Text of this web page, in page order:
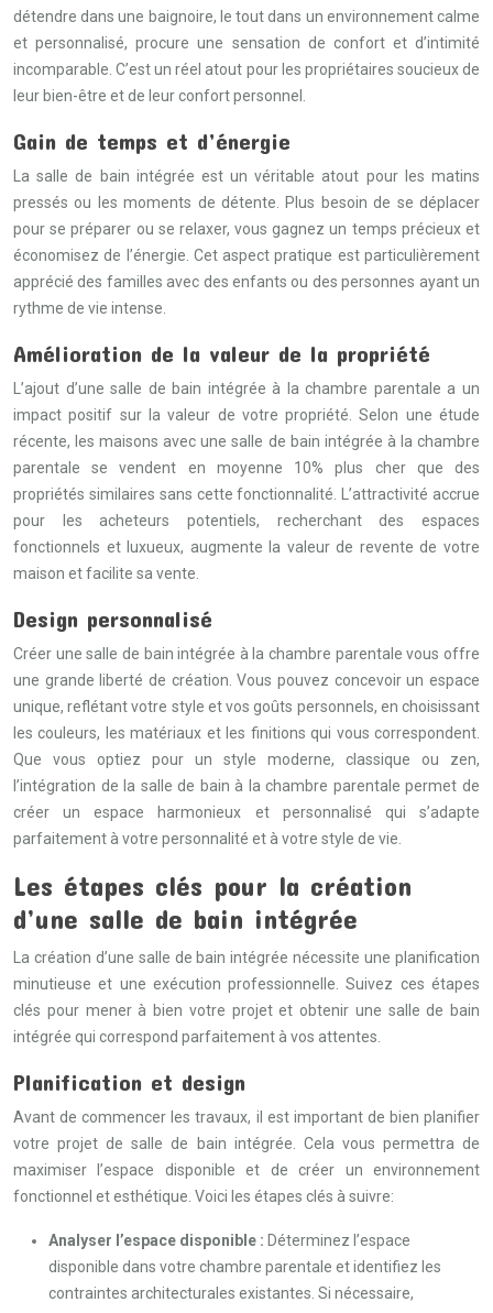
détendre dans une baignoire, le tout dans un environnement calme
et personnalisé, procure une sensation de confort et d’intimité
incomparable. C’est un réel atout pour les propriétaires soucieux de
leur bien-être et de leur confort personnel.
Gain de temps et d’énergie
La salle de bain intégrée est un véritable atout pour les matins
pressés ou les moments de détente. Plus besoin de se déplacer
pour se préparer ou se relaxer, vous gagnez un temps précieux et
économisez de l’énergie. Cet aspect pratique est particulièrement
apprécié des familles avec des enfants ou des personnes ayant un
rythme de vie intense.
Amélioration de la valeur de la propriété
L’ajout d’une salle de bain intégrée à la chambre parentale a un
impact positif sur la valeur de votre propriété. Selon une étude
récente, les maisons avec une salle de bain intégrée à la chambre
parentale se vendent en moyenne 10% plus cher que des
propriétés similaires sans cette fonctionnalité. L’attractivité accrue
pour les acheteurs potentiels, recherchant des espaces
fonctionnels et luxueux, augmente la valeur de revente de votre
maison et facilite sa vente.
Design personnalisé
Créer une salle de bain intégrée à la chambre parentale vous offre
une grande liberté de création. Vous pouvez concevoir un espace
unique, reflétant votre style et vos goûts personnels, en choisissant
les couleurs, les matériaux et les finitions qui vous correspondent.
Que vous optiez pour un style moderne, classique ou zen,
l’intégration de la salle de bain à la chambre parentale permet de
créer un espace harmonieux et personnalisé qui s’adapte
parfaitement à votre personnalité et à votre style de vie.
Les étapes clés pour la création
d’une salle de bain intégrée
La création d’une salle de bain intégrée nécessite une planification
minutieuse et une exécution professionnelle. Suivez ces étapes
clés pour mener à bien votre projet et obtenir une salle de bain
intégrée qui correspond parfaitement à vos attentes.
Planification et design
Avant de commencer les travaux, il est important de bien planifier
votre projet de salle de bain intégrée. Cela vous permettra de
maximiser l’espace disponible et de créer un environnement
fonctionnel et esthétique. Voici les étapes clés à suivre:
Analyser l’espace disponible : Déterminez l’espace
disponible dans votre chambre parentale et identifiez les
contraintes architecturales existantes. Si nécessaire,